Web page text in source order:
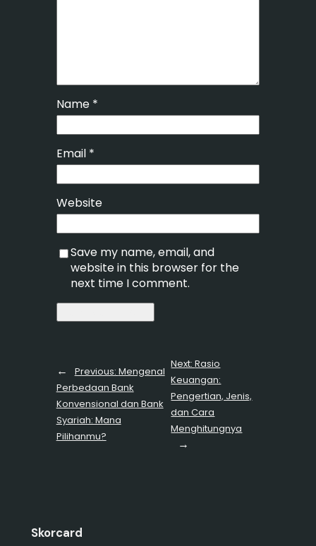
Name *
Email *
Website
Save my name, email, and
website in this browser for the
next time I comment.
← Previous: Mengenal
Perbedaan Bank
Konvensional dan Bank
Syariah: Mana
Pilihanmu?
Next:Rasio
Keuangan:
Pengertian, Jenis,
dan Cara
Menghitungnya
→
Skorcard